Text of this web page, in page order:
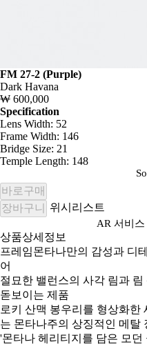
FM 27-2 (Purple)
Dark Havana
₩ 600,000
Specification
Lens Width: 52
Frame Width: 146
Bridge Size: 21
Temple Length: 148
바로구매
장바구니
위시리스트
AR 서비
상품상세정보
프레임몬타나만의 감성과 디
어
절묘한 밸런스의 사각 림과 림
돋보이는 제품
로키 산맥 봉우리를 형상화한
는 몬타나주의 상징적인 메탈
'몬타나 헤리티지를 담은 모던